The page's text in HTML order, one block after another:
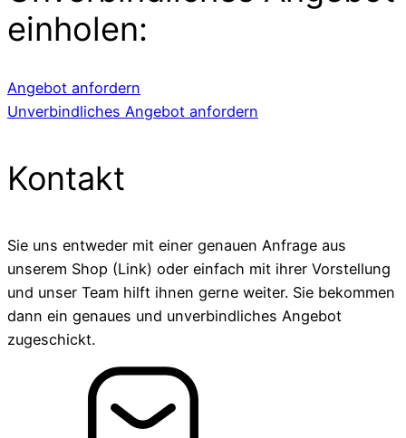
einholen:
Angebot anfordern
Unverbindliches Angebot anfordern
Kontakt
Sie uns entweder mit einer genauen Anfrage aus
unserem Shop (Link) oder einfach mit ihrer Vorstellung
und unser Team hilft ihnen gerne weiter. Sie bekommen
dann ein genaues und unverbindliches Angebot
zugeschickt.